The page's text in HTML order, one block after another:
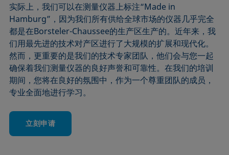
实际上，我们可以在测量仪器上标注“Made in
Hamburg”，因为我们所有供给全球市场的仪器几乎完全
都是在Borsteler-Chaussee的生产区生产的。近年来，我
们用最先进的技术对产区进行了大规模的扩展和现代化。
然而，更重要的是我们的技术专家团队，他们会与您一起
确保着我们测量仪器的良好声誉和可靠性。在我们的培训
期间，您将在良好的氛围中，作为一个尊重团队的成员，
专业全面地进行学习。
立刻申请